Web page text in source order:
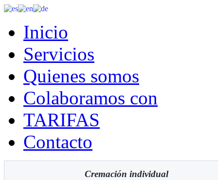
Inicio
Servicios
Quienes somos
Colaboramos con
TARIFAS
Contacto
Cremación individual